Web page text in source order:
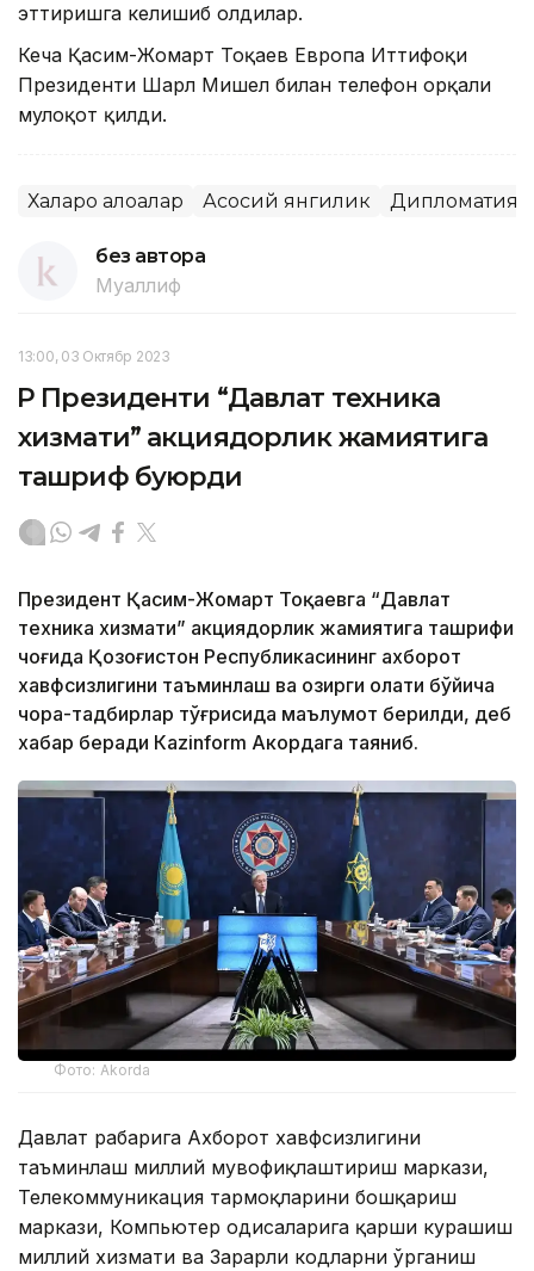
эттиришга келишиб олдилар.
Кеча Қасим-Жомарт Тоқаев Европа Иттифоқи
Президенти Шарл Мишел билан телефон орқали
мулоқот қилди.
Халқаро алоқалар Асосий янгилик Дипломатия
без автора
Муаллиф
13:00, 03 Октябр 2023
ҚР Президенти “Давлат техника
хизмати” акциядорлик жамиятига
ташриф буюрди
Президент Қасим-Жомарт Тоқаевга “Давлат
техника хизмати” акциядорлик жамиятига ташрифи
чоғида Қозоғистон Республикасининг ахборот
хавфсизлигини таъминлаш ва ҳозирги ҳолати бўйича
чора-тадбирлар тўғрисида маълумот берилди, деб
хабар беради Каzinform Акордага таяниб.
Фото: Akorda
Давлат раҳбарига Ахборот хавфсизлигини
таъминлаш миллий мувофиқлаштириш маркази,
Телекоммуникация тармоқларини бошқариш
маркази, Компьютер ҳодисаларига қарши курашиш
миллий хизмати ва Зарарли кодларни ўрганиш